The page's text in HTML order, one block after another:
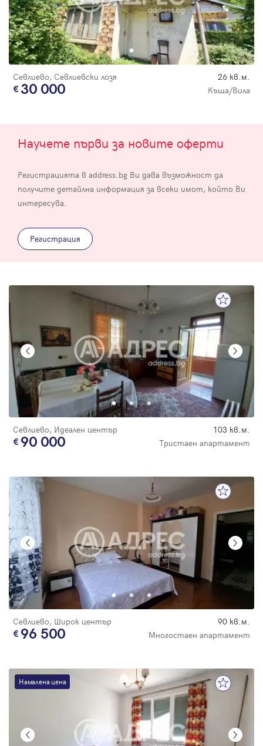
Севлиево, Севлиевски лозя 26 кв.м.
30 000 Къща/Вила
Научете първи за новите оферти
Регистрацията в address.bg Ви дава възможност да
получите детайлна информация за всеки имот, който Ви
интересува.
Регистрация
Севлиево, Идеален център 103 кв.м.
90 000 Тристаен апартамент
Севлиево, Широк център 90 кв.м.
96 500 Многостаен апартамент
Намалена цена